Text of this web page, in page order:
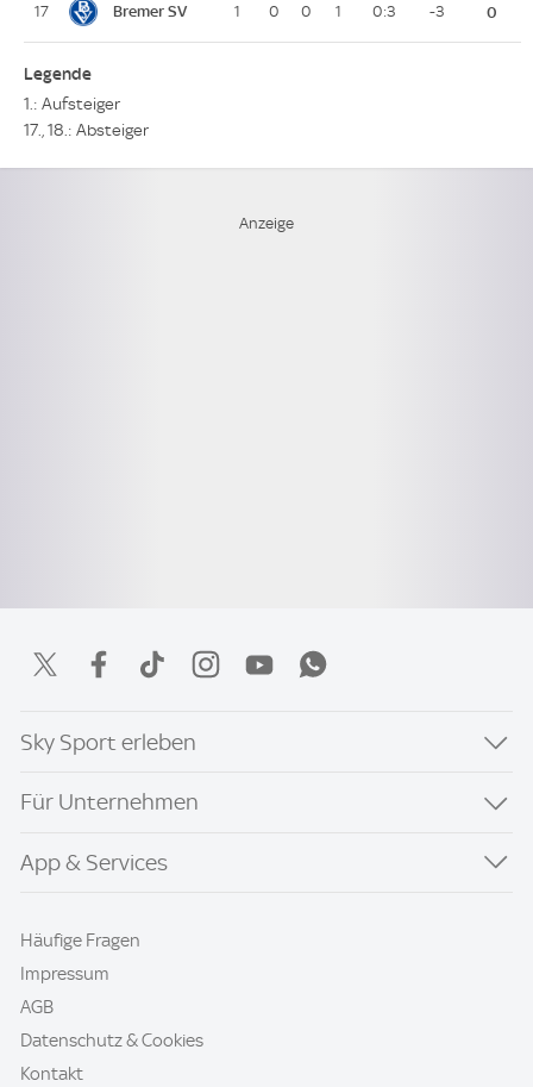
17 Bremer SV 1 0 0 1 0:3 -3 0
Legende
1.: Aufsteiger
17., 18.: Absteiger
Sky Sport erleben
Für Unternehmen
App & Services
Häufige Fragen
Impressum
AGB
Datenschutz & Cookies
Kontakt